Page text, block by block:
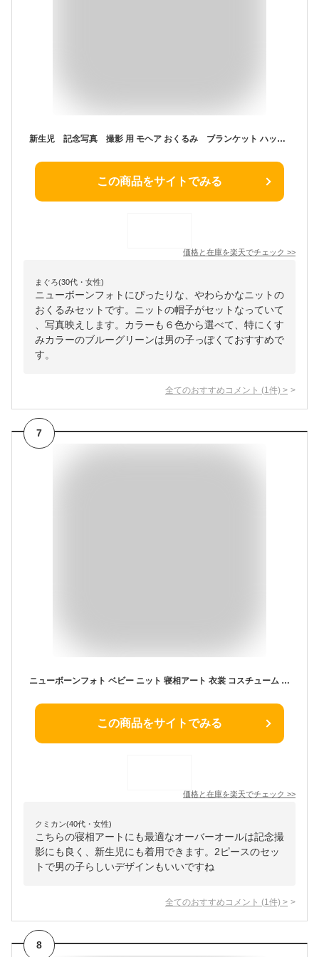
新生児 記念写真 撮影 用 モヘア おくるみ ブランケット ハット 衣装 ニューボーンフォト ヘッドバンド 赤ちゃん ヘアアクセ 出産祝い おしゃれ ベビー 海外 ベビーシャワー プレゼント アステリデザイン 新入荷
この商品をサイトでみる
価格と在庫を楽天でチェック >>
まぐろ(30代・女性)
ニューボーンフォトにぴったりな、やわらかなニットの
おくるみセットです。ニットの帽子がセットなっていて
、写真映えします。カラーも６色から選べて、特にくす
みカラーのブルーグリーンは男の子っぽくておすすめで
す。
全てのおすすめコメント (1 件) >
7
ニューボーンフォト ベビー ニット 寝相アート 衣裳 コスチューム オーバーオール & 帽子 2ピース セット 写真撮影 記念写真 年賀状 男の子 女の子 新生児
この商品をサイトでみる
価格と在庫を楽天でチェック >>
クミカン(40代・女性)
こちらの寝相アートにも最適なオーバーオールは記念撮
影にも良く、新生児にも着用できます。2ピースのセッ
トで男の子らしいデザインもいいですね
全てのおすすめコメント (1 件) >
8